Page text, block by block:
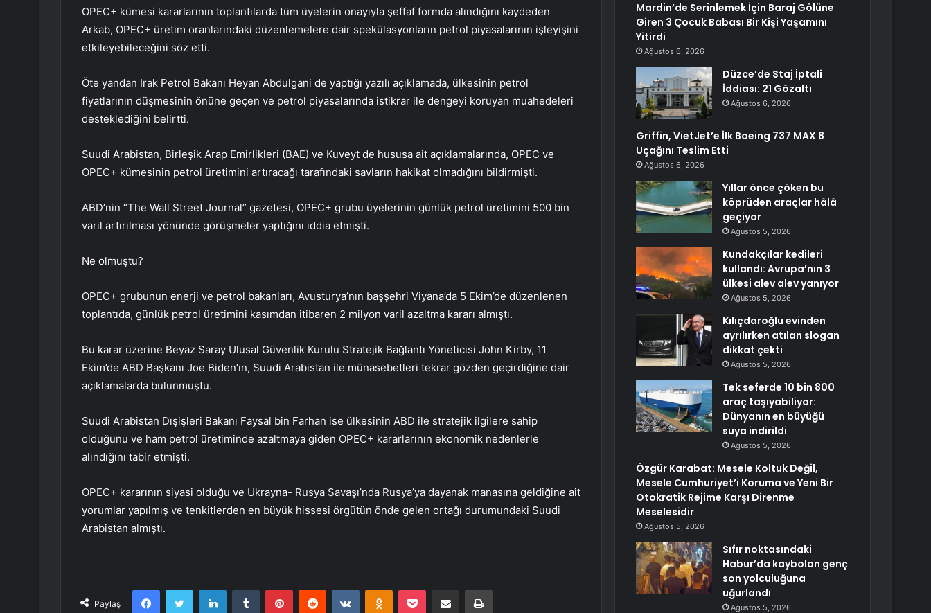
OPEC+ kümesi kararlarının toplantılarda tüm üyelerin onayıyla şeffaf formda alındığını kaydeden
Arkab, OPEC+ üretim oranlarındaki düzenlemelere dair spekülasyonların petrol piyasalarının işleyişini
etkileyebileceğini söz etti.
Öte yandan Irak Petrol Bakanı Heyan Abdulgani de yaptığı yazılı açıklamada, ülkesinin petrol
fiyatlarının düşmesinin önüne geçen ve petrol piyasalarında istikrar ile dengeyi koruyan muahedeleri
desteklediğini belirtti.
Suudi Arabistan, Birleşik Arap Emirlikleri (BAE) ve Kuveyt de hususa ait açıklamalarında, OPEC ve
OPEC+ kümesinin petrol üretimini artıracağı tarafındaki savların hakikat olmadığını bildirmişti.
ABD’nin “The Wall Street Journal” gazetesi, OPEC+ grubu üyelerinin günlük petrol üretimini 500 bin
varil artırılması yönünde görüşmeler yaptığını iddia etmişti.
Ne olmuştu?
OPEC+ grubunun enerji ve petrol bakanları, Avusturya’nın başşehri Viyana’da 5 Ekim’de düzenlenen
toplantıda, günlük petrol üretimini kasımdan itibaren 2 milyon varil azaltma kararı almıştı.
Bu karar üzerine Beyaz Saray Ulusal Güvenlik Kurulu Stratejik Bağlantı Yöneticisi John Kirby, 11
Ekim’de ABD Başkanı Joe Biden’ın, Suudi Arabistan ile münasebetleri tekrar gözden geçirdiğine dair
açıklamalarda bulunmuştu.
Suudi Arabistan Dışişleri Bakanı Faysal bin Farhan ise ülkesinin ABD ile stratejik ilgilere sahip
olduğunu ve ham petrol üretiminde azaltmaya giden OPEC+ kararlarının ekonomik nedenlerle
alındığını tabir etmişti.
OPEC+ kararının siyasi olduğu ve Ukrayna- Rusya Savaşı’nda Rusya’ya dayanak manasına geldiğine ait
yorumlar yapılmış ve tenkitlerden en büyük hissesi örgütün önde gelen ortağı durumundaki Suudi
Arabistan almıştı.
Paylaş
FacebookTwitter LinkedInTumblr PinterestReddit VKontakteOdnoklassniki
Pocket E-Posta ile paylaş Yazdır
Mardin’de Serinlemek İçin Baraj Gölüne
Giren 3 Çocuk Babası Bir Kişi Yaşamını
Yitirdi
Ağustos 6, 2026
Düzce’de Staj İptali
İddiası: 21 Gözaltı
Ağustos 6, 2026
Griffin, VietJet’e İlk Boeing 737 MAX 8
Uçağını Teslim Etti
Ağustos 6, 2026
Yıllar önce çöken bu
köprüden araçlar hâlâ
geçiyor
Ağustos 5, 2026
Kundakçılar kedileri
kullandı: Avrupa’nın 3
ülkesi alev alev yanıyor
Ağustos 5, 2026
Kılıçdaroğlu evinden
ayrılırken atılan slogan
dikkat çekti
Ağustos 5, 2026
Tek seferde 10 bin 800
araç taşıyabiliyor:
Dünyanın en büyüğü
suya indirildi
Ağustos 5, 2026
Özgür Karabat: Mesele Koltuk Değil,
Mesele Cumhuriyet’i Koruma ve Yeni Bir
Otokratik Rejime Karşı Direnme
Meselesidir
Ağustos 5, 2026
Sıfır noktasındaki
Habur’da kaybolan genç
son yolculuğuna
uğurlandı
Ağustos 5, 2026